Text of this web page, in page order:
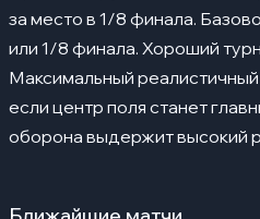
за место в 1/8 финала.
или 1/8 финала. Хороший
Максимальный
если центр поля станет
оборона выдержит высокий